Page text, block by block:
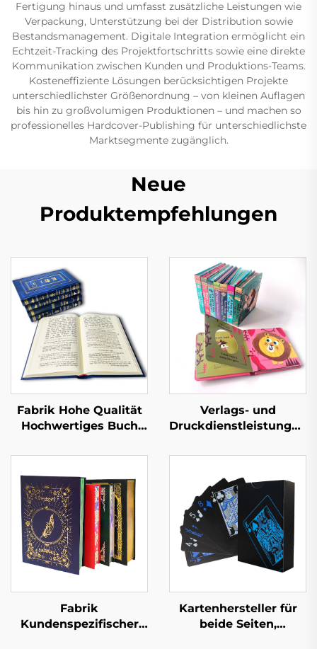
Fertigung hinaus und umfasst zusätzliche Leistungen wie
Verpackung, Unterstützung bei der Distribution sowie
Bestandsmanagement. Digitale Integration ermöglicht ein
Echtzeit-Tracking des Projektfortschritts sowie eine direkte
Kommunikation zwischen Kunden und Produktions-Teams.
Kosteneffiziente Lösungen berücksichtigen Projekte
unterschiedlichster Größenordnung – von kleinen Auflagen
bis hin zu großvolumigen Produktionen – und machen so
professionelles Hardcover-Publishing für unterschiedlichste
Marktsegmente zugänglich.
Neue
Produktempfehlungen
Fabrik Hohe Qualität
Hochwertiges Buch
Vollflächige
Goldfolienprägung
Hardcover-Buchdruck
Verlags- und
Druckdienstleistungen
Schlafgeschichten
Kindergarten Bildung
Hardcover Bücher
Fabrik
Kundenspezifischer
Kartenhersteller für
beide Seiten,